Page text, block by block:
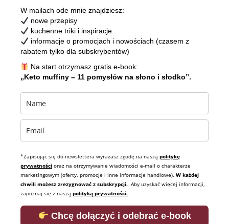
W mailach ode mnie znajdziesz:
nowe przepisy
kuchenne triki i inspiracje
informacje o promocjach i nowościach (czasem z
rabatem tylko dla subskrybentów)
Na start otrzymasz gratis e-book:
„Keto muffiny – 11 pomysłów na słono i słodko”.
*Zapisując się do newslettera wyrażasz zgodę na naszą politykę
prywatności oraz na otrzymywanie wiadomości e-mail o charakterze
marketingowym (oferty, promocje i inne informacje handlowe). W każdej
chwili możesz zrezygnować z subskrypcji. Aby uzyskać więcej informacji,
zapoznaj się z naszą polityką prywatności.
Chcę dołączyć i odebrać e-book